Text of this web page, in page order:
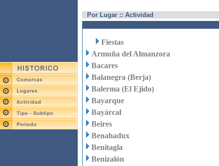
Por Lugar :: Actividad
Fiestas
Armuña del Almanzora
Bacares
Balanegra (Berja)
Balerma (El Ejido)
Bayarque
Bayárcal
Beires
Benahadux
Benitagla
Benizalón